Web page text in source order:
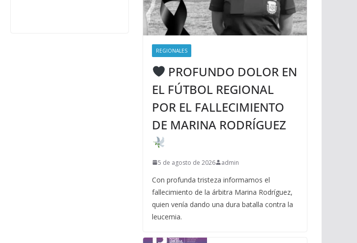
REGIONALES
PROFUNDO DOLOR EN
EL FÚTBOL REGIONAL
POR EL FALLECIMIENTO
DE MARINA RODRÍGUEZ
5 de agosto de 2026 admin
Con profunda tristeza informamos el
fallecimiento de la árbitra Marina Rodríguez,
quien venía dando una dura batalla contra la
leucemia.